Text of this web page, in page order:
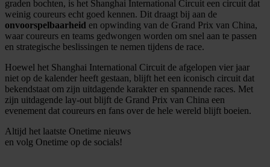
graden bochten, is het Shanghai International Circuit een circuit dat
weinig coureurs echt goed kennen. Dit draagt bij aan de
onvoorspelbaarheid en opwinding van de Grand Prix van China,
waar coureurs en teams gedwongen worden om snel aan te passen
en strategische beslissingen te nemen tijdens de race.
Hoewel het Shanghai International Circuit de afgelopen vier jaar
niet op de kalender heeft gestaan, blijft het een iconisch circuit dat
bekendstaat om zijn uitdagende karakter en spannende races. Met
zijn uitdagende lay-out blijft de Grand Prix van China een
evenement dat coureurs en fans over de hele wereld blijft boeien.
Altijd het laatste Onetime nieuws
en volg Onetime op de socials!